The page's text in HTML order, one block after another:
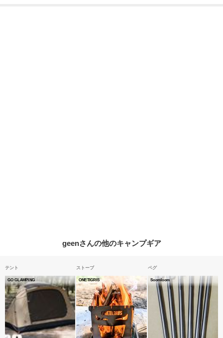
geenさんの他のキャンプギア
テント
GO GLAMPING
ストーブ
ONETIGRIS
ペグ
Soomloom